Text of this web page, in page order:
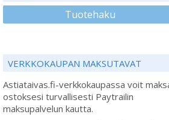
Tuotehaku
VERKKOKAUPAN MAKSUTAVAT
Astiataivas.fi-verkkokaupassa voit
ostoksesi turvallisesti Paytrailin
maksupalvelun kautta.